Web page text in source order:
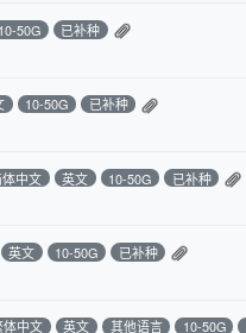
10-50G 已补种
10-50G 已补种
体中文 英文 10-50G 已补种
英文 10-50G 已补种
体中文 英文 其他语言 10-50G